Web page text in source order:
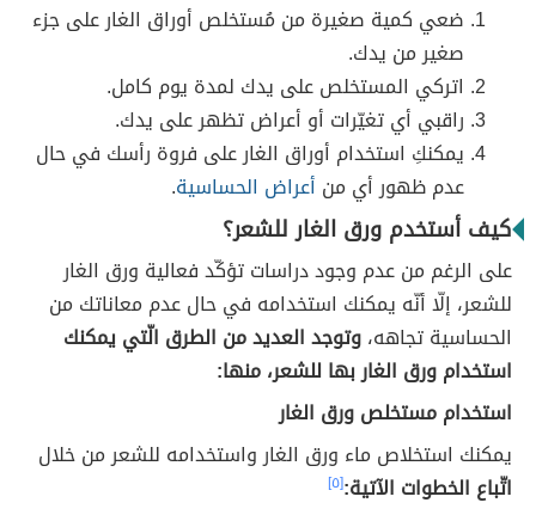
ضعي كمية صغيرة من مُستخلص أوراق الغار على جزء
صغير من يدك.
اتركي المستخلص على يدك لمدة يوم كامل.
راقبي أي تغيّرات أو أعراض تظهر على يدك.
يمكنكِ استخدام أوراق الغار على فروة رأسك في حال
عدم ظهور أي من أعراض الحساسية.
كيف أستخدم ورق الغار للشعر؟
على الرغم من عدم وجود دراسات تؤكّد فعالية ورق الغار
للشعر، إلّا أنّه يمكنك استخدامه في حال عدم معاناتك من
الحساسية تجاهه،وتوجد العديد من الطرق الّتي يمكنك
استخدام ورق الغار بها للشعر، منها:
استخدام مستخلص ورق الغار
يمكنك استخلاص ماء ورق الغار واستخدامه للشعر من خلال
اتّباع الخطوات الآتية:[٥]